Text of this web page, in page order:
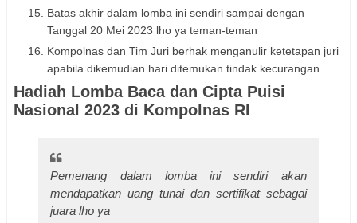
Batas akhir dalam lomba ini sendiri sampai dengan
Tanggal 20 Mei 2023 lho ya teman-teman
Kompolnas dan Tim Juri berhak menganulir ketetapan juri
apabila dikemudian hari ditemukan tindak kecurangan.
Hadiah Lomba Baca dan Cipta Puisi
Nasional 2023 di Kompolnas RI
Pemenang dalam lomba ini sendiri akan
mendapatkan uang tunai dan sertifikat sebagai
juara lho ya